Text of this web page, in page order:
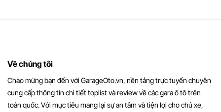
Về chúng tôi
Chào mừng bạn đến với GarageOto.vn, nền tảng trực tuyến chuyên
cung cấp thông tin chi tiết toplist và review về các gara ô tô trên
toàn quốc. Với mục tiêu mang lại sự an tâm và tiện lợi cho chủ xe,